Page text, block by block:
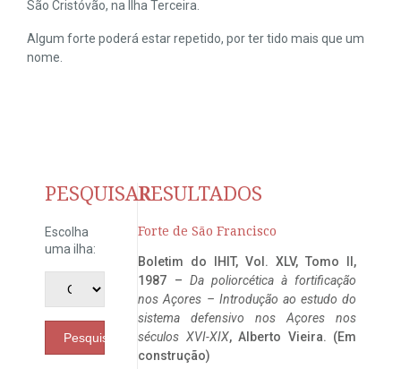
São Cristóvão, na Ilha Terceira.
Algum forte poderá estar repetido, por ter tido mais que um
nome.
PESQUISAR
Escolha
uma ilha:
Pesquisar
RESULTADOS
Forte de São Francisco
Boletim do IHIT, Vol. XLV, Tomo II,
1987 – Da poliorcética à fortificação
nos Açores – Introdução ao estudo do
sistema defensivo nos Açores nos
séculos XVI-XIX, Alberto Vieira. (Em
construção)